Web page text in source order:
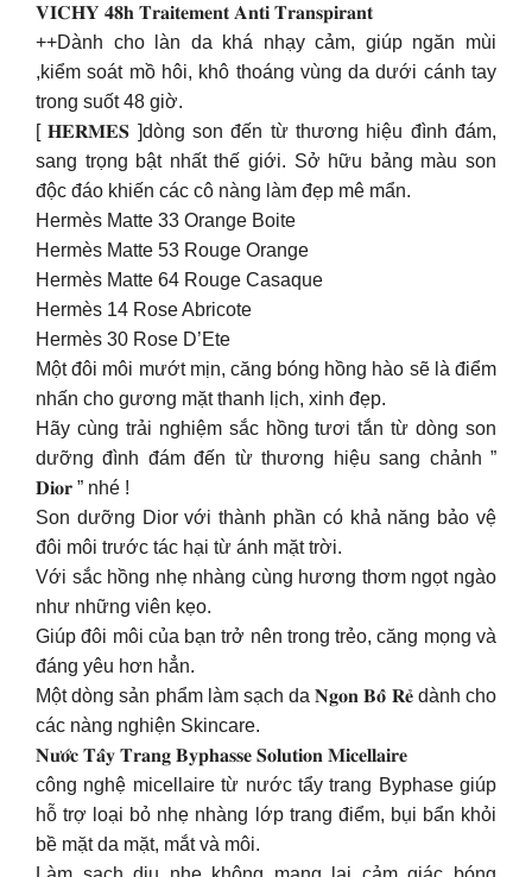
𝐕𝐈𝐂𝐇𝐘 𝟒𝟖𝐡 𝐓𝐫𝐚𝐢𝐭𝐞𝐦𝐞𝐧𝐭 𝐀𝐧𝐭𝐢 𝐓𝐫𝐚𝐧𝐬𝐩𝐢𝐫𝐚𝐧𝐭
++Dành cho làn da khá nhạy cảm, giúp ngăn mùi
,kiểm soát mồ hôi, khô thoáng vùng da dưới cánh tay
trong suốt 48 giờ.
[ 𝐇𝐄𝐑𝐌𝐄𝐒 ]dòng son đến từ thương hiệu đình đám,
sang trọng bật nhất thế giới. Sở hữu bảng màu son
độc đáo khiến các cô nàng làm đẹp mê mẩn.
Hermès Matte 33 Orange Boite
Hermès Matte 53 Rouge Orange
Hermès Matte 64 Rouge Casaque
Hermès 14 Rose Abricote
Hermès 30 Rose D’Ete
Một đôi môi mướt mịn, căng bóng hồng hào sẽ là điểm
nhấn cho gương mặt thanh lịch, xinh đẹp.
Hãy cùng trải nghiệm sắc hồng tươi tắn từ dòng son
dưỡng đình đám đến từ thương hiệu sang chảnh ”
𝐃𝐢𝐨𝐫 ” nhé !
Son dưỡng Dior với thành phần có khả năng bảo vệ
đôi môi trước tác hại từ ánh mặt trời.
Với sắc hồng nhẹ nhàng cùng hương thơm ngọt ngào
như những viên kẹo.
Giúp đôi môi của bạn trở nên trong trẻo, căng mọng và
đáng yêu hơn hẳn.
Một dòng sản phẩm làm sạch da 𝐍𝐠𝐨𝐧 𝐁𝐨̂̉ 𝐑𝐞̉ dành cho
các nàng nghiện Skincare.
𝐍𝐮̛𝐨̛́𝐜 𝐓𝐚̂̉𝐲 𝐓𝐫𝐚𝐧𝐠 𝐁𝐲𝐩𝐡𝐚𝐬𝐬𝐞 𝐒𝐨𝐥𝐮𝐭𝐢𝐨𝐧 𝐌𝐢𝐜𝐞𝐥𝐥𝐚𝐢𝐫𝐞
công nghệ micellaire từ nước tẩy trang Byphase giúp
hỗ trợ loại bỏ nhẹ nhàng lớp trang điểm, bụi bẩn khỏi
bề mặt da mặt, mắt và môi.